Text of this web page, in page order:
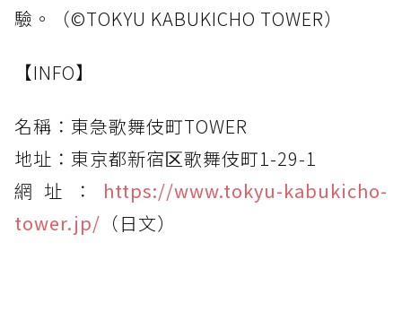
驗。（©️TOKYU KABUKICHO TOWER）
【INFO】
名稱：東急歌舞伎町TOWER
地址：東京都新宿区歌舞伎町1-29-1
網址： https://www.tokyu-kabukicho-
tower.jp/ （日文）